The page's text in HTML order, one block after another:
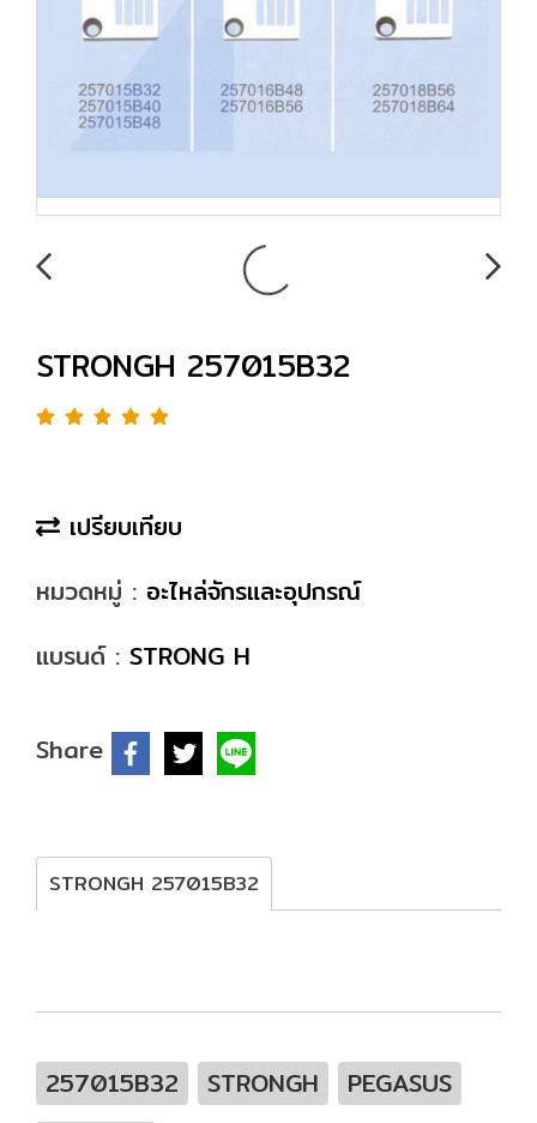
STRONGH 257015B32
เปรียบเทียบ
หมวดหมู่ : อะไหล่จักรและอุปกรณ์
แบรนด์ : STRONG H
Share
STRONGH 257015B32
257015B32 STRONGH
PEGASUS